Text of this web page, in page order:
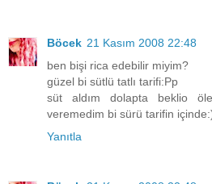
Böcek 21 Kasım 2008 22:48
ben bişi rica edebilir miyim?
güzel bi sütlü tatlı tarifi:Pp
süt aldım dolapta beklio
veremedim bi sürü tarifin
Yanıtla